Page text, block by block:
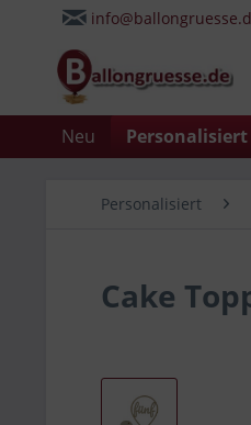
Neu Personalisiert
Personalisiert
Cake